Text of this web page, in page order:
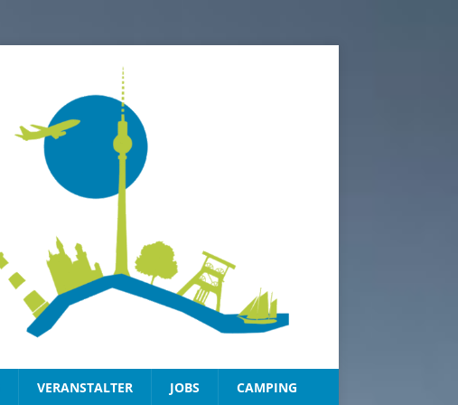
VERANSTALTER JOBS CAMPING